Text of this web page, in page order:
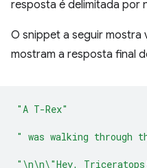
resposta é delimitada por
O snippet a seguir mostra
mostram a resposta final
"A T-Rex"
" was walking through
"\n\n\"Hey,